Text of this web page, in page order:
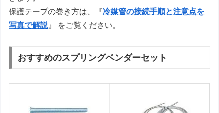
保護テープの巻き方は、『冷媒管の接続手順と注意点を
写真で解説』 をご覧ください。
おすすめのスプリングベンダーセット